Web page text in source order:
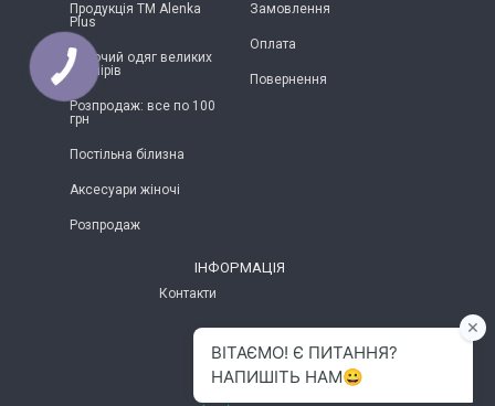
Продукція ТМ Alenka
Plus
Жіночий одяг великих
розмірів
Розпродаж: все по 100
грн
Постільна білизна
Аксесуари жіночі
Розпродаж
Замовлення
Оплата
Повернення
ІНФОРМАЦІЯ
Контакти